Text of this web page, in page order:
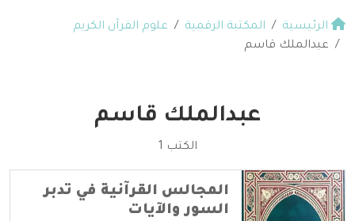
الرئيسية المكتبة الرقمية
علوم القرآن الكريم
عبدالملك قاسم
عبدالملك قاسم
الكتب 1
المجالس القرآنية في تدبر
السور والآيات